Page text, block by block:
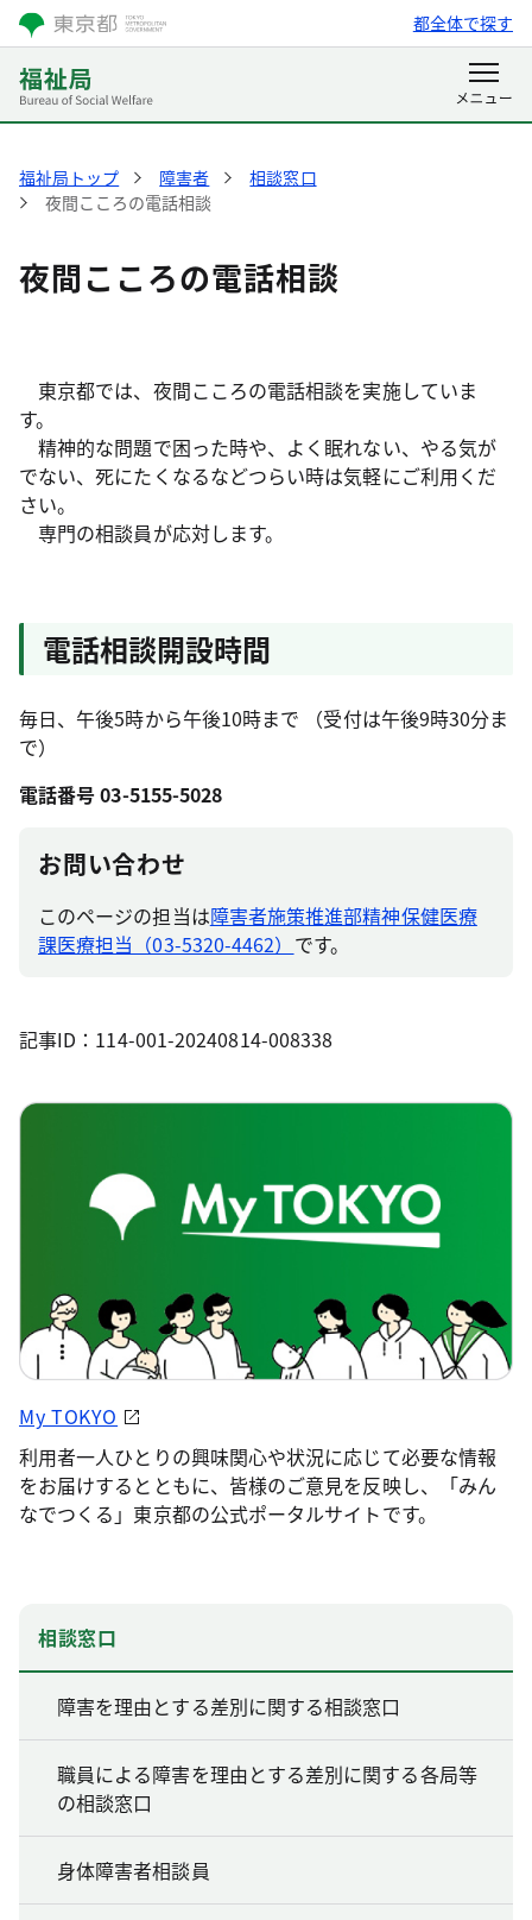
都全体で探す
福祉局トップ 障害者
相談窓口
夜間こころの電話相談
夜間こころの電話相談
東京都では、夜間こころの電話相談を実施していま
す。
精神的な問題で困った時や、よく眠れない、やる気が
でない、死にたくなるなどつらい時は気軽にご利用くだ
さい。
専門の相談員が応対します。
電話相談開設時間
毎日、午後5時から午後10時まで （受付は午後9時30分ま
で）
電話番号 03-5155-5028
お問い合わせ
このページの担当は障害者施策推進部精神保健医療
課医療担当（03-5320-4462） です。
記事ID：114-001-20240814-008338
My TOKYO
利用者一人ひとりの興味関心や状況に応じて必要な情報
をお届けするとともに、皆様のご意見を反映し、「みん
なでつくる」東京都の公式ポータルサイトです。
相談窓口
障害を理由とする差別に関する相談窓口
職員による障害を理由とする差別に関する各局等
の相談窓口
身体障害者相談員